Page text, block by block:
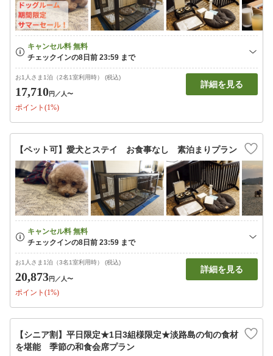
お1人さま1泊（2名1室利用時） (税込)
17,710円 ／人〜
ポイント(1%)
詳細を見る
【ペット可】愛犬とステイ お食事なし 素泊まりプラン
お1人さま1泊（3名1室利用時） (税込)
20,873円 ／人〜
ポイント(1%)
詳細を見る
【シニア割】平日限定★1日3組様限定★淡路島の旬の食材
を堪能 季節の和食会席プラン